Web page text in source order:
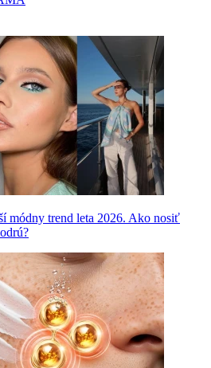
módny trend leta 2026. Ako nosiť